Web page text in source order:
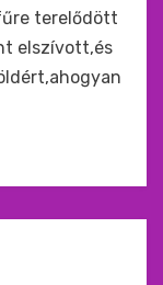
terelődött
elszívott,és